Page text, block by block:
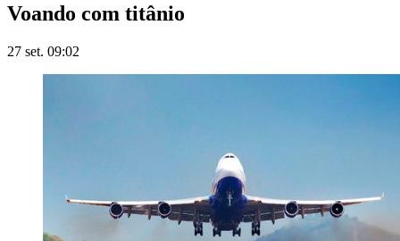
Voando com titânio
27 set. 09:02